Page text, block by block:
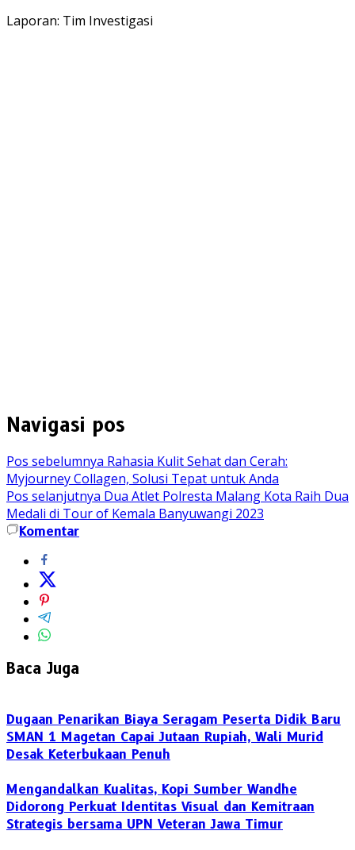
Laporan: Tim Investigasi
Navigasi pos
Pos sebelumnya Rahasia Kulit Sehat dan Cerah:
Myjourney Collagen, Solusi Tepat untuk Anda
Pos selanjutnya Dua Atlet Polresta Malang Kota Raih Dua
Medali di Tour of Kemala Banyuwangi 2023
Komentar
Baca Juga
Dugaan Penarikan Biaya Seragam Peserta Didik Baru
SMAN 1 Magetan Capai Jutaan Rupiah, Wali Murid
Desak Keterbukaan Penuh
Mengandalkan Kualitas, Kopi Sumber Wandhe
Didorong Perkuat Identitas Visual dan Kemitraan
Strategis bersama UPN Veteran Jawa Timur